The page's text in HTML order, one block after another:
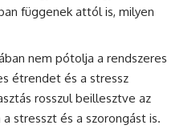
függenek attól is, milyen
nem pótolja a rendszeres
étrendet és a stressz
rosszul beillesztve az
stresszt és a szorongást is.